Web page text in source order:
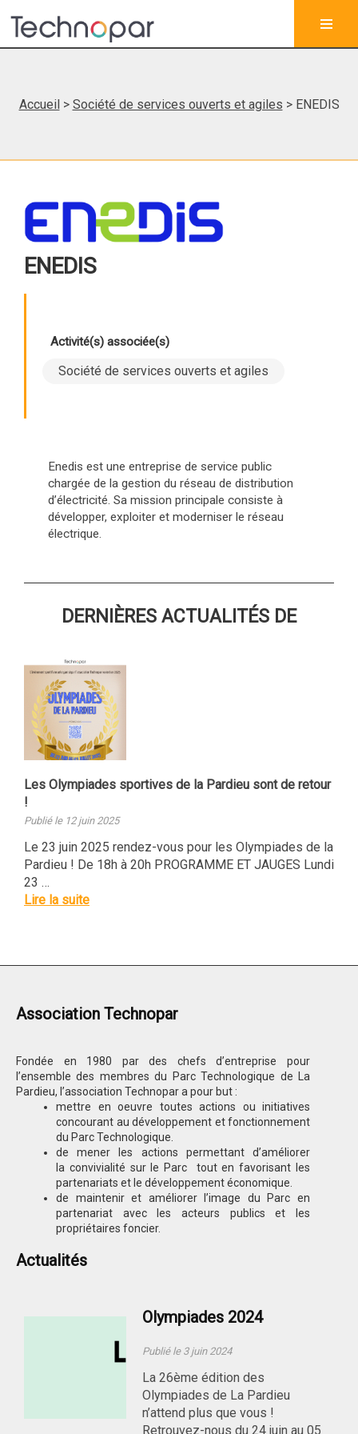
Accueil> Société de services ouverts et agiles > ENEDIS
ENEDIS
Activité(s) associée(s)
Société de services ouverts et agiles
Enedis est une entreprise de service public
chargée de la gestion du réseau de distribution
d’électricité. Sa mission principale consiste à
développer, exploiter et moderniser le réseau
électrique.
DERNIÈRES ACTUALITÉS DE
Les Olympiades sportives de la Pardieu sont de retour
!
Publié le 12 juin 2025
Le 23 juin 2025 rendez-vous pour les Olympiades de la
Pardieu ! De 18h à 20h PROGRAMME ET JAUGES Lundi
23 …
Lire la suite
Association Technopar
Fondée en 1980 par des chefs d’entreprise pour
l’ensemble des membres du Parc Technologique de La
Pardieu, l’association Technopar a pour but :
mettre en oeuvre toutes actions ou initiatives
concourant au développement et fonctionnement
du Parc Technologique.
de mener les actions permettant d’améliorer
la convivialité sur le Parc tout en favorisant les
partenariats et le développement économique.
de maintenir et améliorer l’image du Parc en
partenariat avec les acteurs publics et les
propriétaires foncier.
Actualités
Olympiades 2024
Publié le 3 juin 2024
La 26ème édition des
Olympiades de La Pardieu
n’attend plus que vous !
Retrouvez-nous du 24 juin au 05